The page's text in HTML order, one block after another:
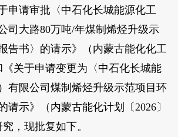
请审批〈中石化长城能源化工
司大路80万吨/年煤制烯烃升级示
告书〉的请示》（内蒙古能化化工
《关于申请变更为〈中石化长城能
有限公司煤制烯烃升级示范项目环
请示》（内蒙古能化计划〔2026〕
，现批复如下。